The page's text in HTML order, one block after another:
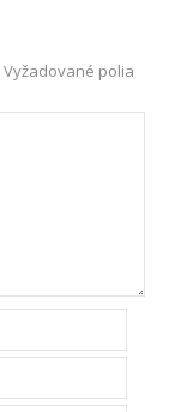
Vyžadované polia